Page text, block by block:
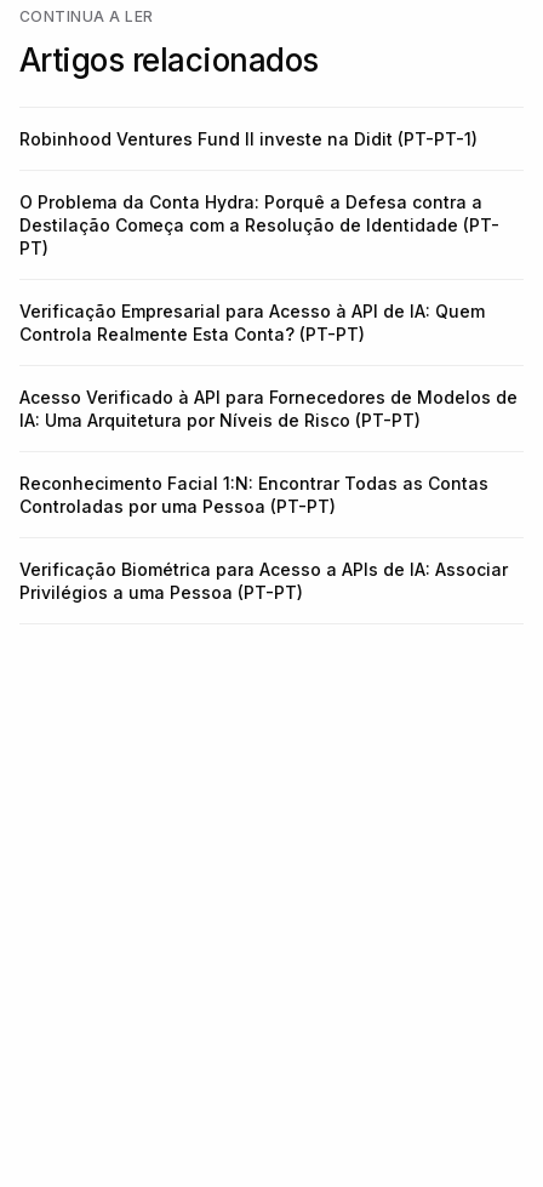
CONTINUA A LER
Artigos relacionados
Robinhood Ventures Fund II investe na Didit (PT-PT-1)
O Problema da Conta Hydra: Porquê a Defesa contra a
Destilação Começa com a Resolução de Identidade (PT-
PT)
Verificação Empresarial para Acesso à API de IA: Quem
Controla Realmente Esta Conta? (PT-PT)
Acesso Verificado à API para Fornecedores de Modelos de
IA: Uma Arquitetura por Níveis de Risco (PT-PT)
Reconhecimento Facial 1:N: Encontrar Todas as Contas
Controladas por uma Pessoa (PT-PT)
Verificação Biométrica para Acesso a APIs de IA: Associar
Privilégios a uma Pessoa (PT-PT)